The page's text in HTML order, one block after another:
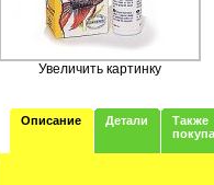
Увеличить картинку
Описание Детали
Также